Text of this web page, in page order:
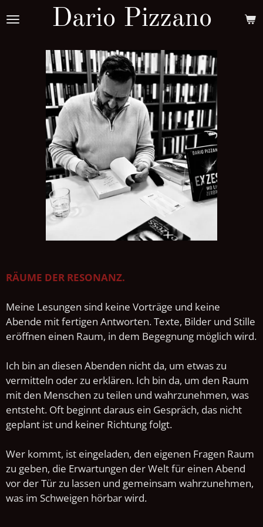
Zum
HauptinhaltDario Pizzano
RÄUME DER RESONANZ.
Meine Lesungen sind keine Vorträge und keine
Abende mit fertigen Antworten. Texte, Bilder und Stille
eröffnen einen Raum, in dem Begegnung möglich wird.
Ich bin an diesen Abenden nicht da, um etwas zu
vermitteln oder zu erklären. Ich bin da, um den Raum
mit den Menschen zu teilen und wahrzunehmen, was
entsteht. Oft beginnt daraus ein Gespräch, das nicht
geplant ist und keiner Richtung folgt.
Wer kommt, ist eingeladen, den eigenen Fragen Raum
zu geben, die Erwartungen der Welt für einen Abend
vor der Tür zu lassen und gemeinsam wahrzunehmen,
was im Schweigen hörbar wird.